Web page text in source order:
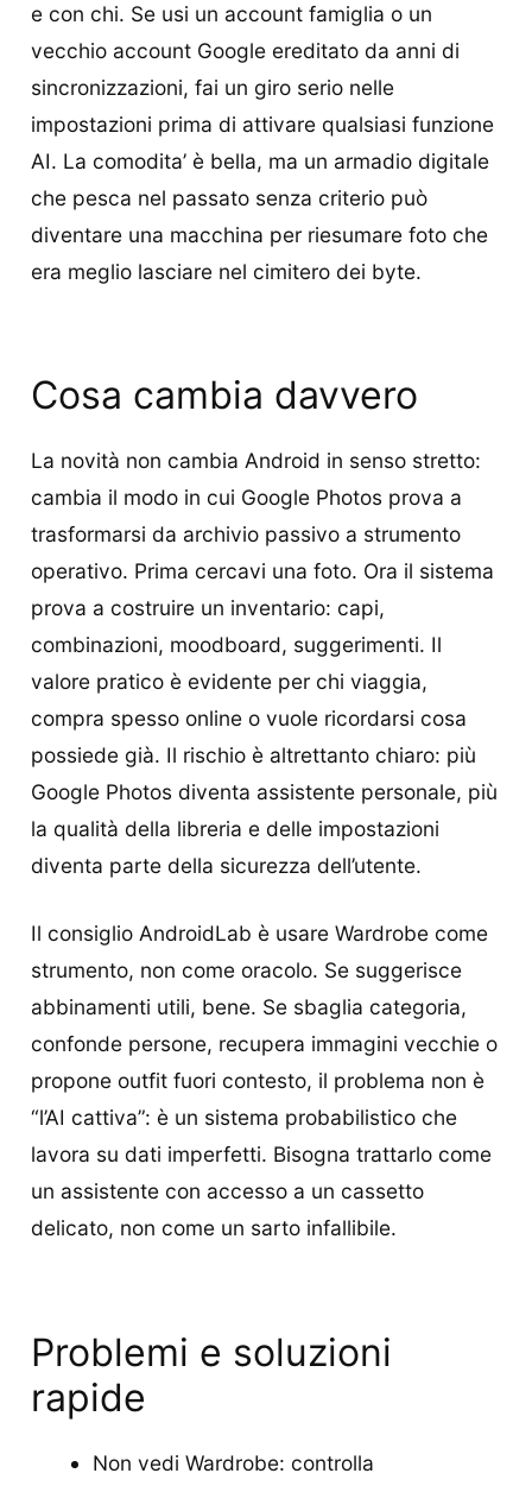
e con chi. Se usi un account famiglia o un
vecchio account Google ereditato da anni di
sincronizzazioni, fai un giro serio nelle
impostazioni prima di attivare qualsiasi funzione
AI. La comodita’ è bella, ma un armadio digitale
che pesca nel passato senza criterio può
diventare una macchina per riesumare foto che
era meglio lasciare nel cimitero dei byte.
Cosa cambia davvero
La novità non cambia Android in senso stretto:
cambia il modo in cui Google Photos prova a
trasformarsi da archivio passivo a strumento
operativo. Prima cercavi una foto. Ora il sistema
prova a costruire un inventario: capi,
combinazioni, moodboard, suggerimenti. Il
valore pratico è evidente per chi viaggia,
compra spesso online o vuole ricordarsi cosa
possiede già. Il rischio è altrettanto chiaro: più
Google Photos diventa assistente personale, più
la qualità della libreria e delle impostazioni
diventa parte della sicurezza dell’utente.
Il consiglio AndroidLab è usare Wardrobe come
strumento, non come oracolo. Se suggerisce
abbinamenti utili, bene. Se sbaglia categoria,
confonde persone, recupera immagini vecchie o
propone outfit fuori contesto, il problema non è
“l’AI cattiva”: è un sistema probabilistico che
lavora su dati imperfetti. Bisogna trattarlo come
un assistente con accesso a un cassetto
delicato, non come un sarto infallibile.
Problemi e soluzioni
rapide
Non vedi Wardrobe: controlla